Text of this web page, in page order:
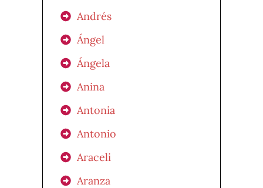
Andrés
Ángel
Ángela
Anina
Antonia
Antonio
Araceli
Aranza